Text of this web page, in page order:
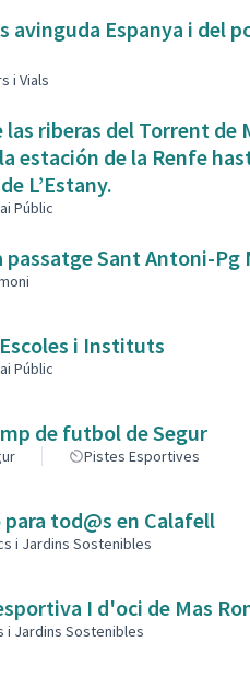
avinguda Espanya i del
i Vials
las riberas del Torrent de
estación de la Renfe
L’Estany.
Públic
passatge Sant Antoni-Pg
i Instituts
Públic
de futbol de Segur
Pistes Esportives
tod@s en Calafell
i Jardins Sostenibles
I d'oci de Mas
i Jardins Sostenibles